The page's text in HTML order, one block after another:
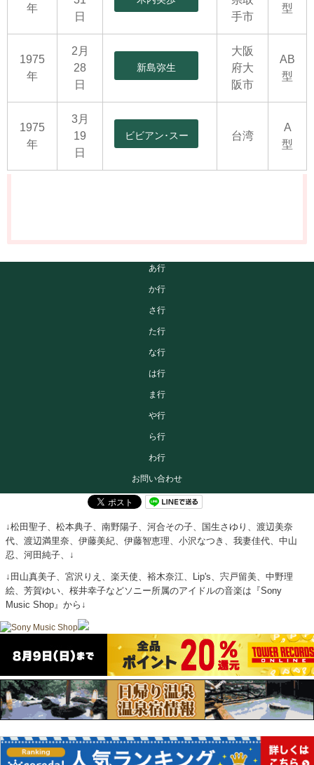
年
日
手市
型
1975
年
2月
28
日
新島弥生
大阪
府大
阪市
AB
型
1975
年
3月
19
日
ビビアン･スー 台湾
A
型
あ行
か行
さ行
た行
な行
は行
ま行
や行
ら行
わ行
お問い合わせ
↓松田聖子、松本典子、南野陽子、河合その子、国生さゆり、渡辺美奈
代、渡辺満里奈、伊藤美紀、伊藤智恵理、小沢なつき、我妻佳代、中山
忍、河田純子、↓
↓田山真美子、宮沢りえ、楽天使、裕木奈江、Lip's、宍戸留美、中野理
絵、芳賀ゆい、桜井幸子などソニー所属のアイドルの音楽は『Sony
Music Shop』から↓